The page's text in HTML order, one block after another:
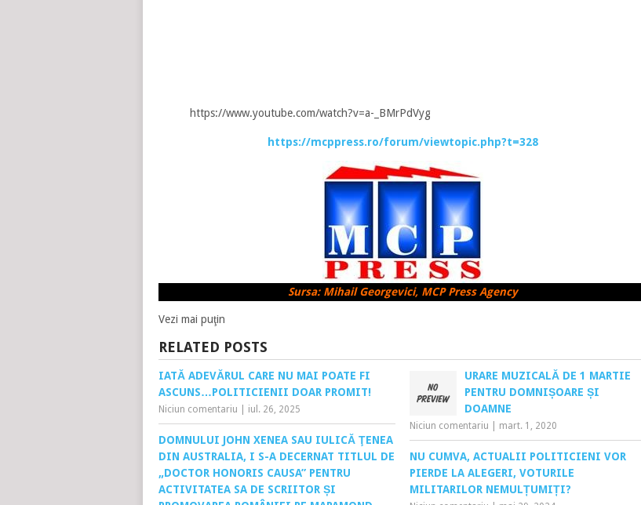
https://www.youtube.com/watch?v=a-_BMrPdVyg
https://mcppress.ro/forum/viewtopic.php?t=328
Sursa: Mihail Georgevici, MCP Press Agency
Vezi mai puţin
RELATED POSTS
IATĂ ADEVĂRUL CARE NU MAI POATE FI
ASCUNS…POLITICIENII DOAR PROMIT!
Niciun comentariu iul. 26, 2025
URARE MUZICALĂ DE 1 MARTIE
PENTRU DOMNIȘOARE ȘI
DOAMNE
Niciun comentariu mart. 1, 2020
DOMNULUI JOHN XENEA SAU IULICĂ ŢENEA
DIN AUSTRALIA, I S-A DECERNAT TITLUL DE
„DOCTOR HONORIS CAUSA” PENTRU
ACTIVITATEA SA DE SCRIITOR ȘI
NU CUMVA, ACTUALII POLITICIENI VOR
PIERDE LA ALEGERI, VOTURILE
MILITARILOR NEMULȚUMIȚI?